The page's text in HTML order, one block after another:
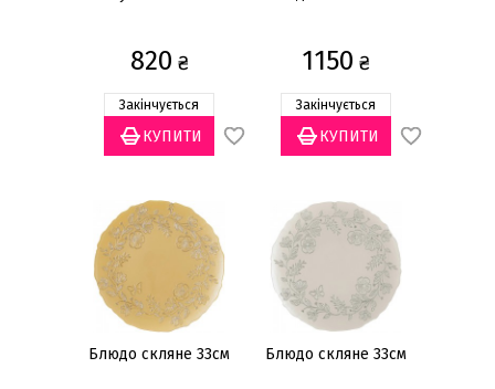
820 ₴
Закінчується
1150 ₴
Закінчується
Блюдо скляне 33см Блюдо скляне 33см